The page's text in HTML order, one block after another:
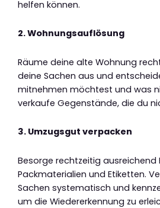
helfen können.
2. Wohnungsauflösung
Räume deine alte Wohnung
deine Sachen aus und
mitnehmen möchtest und was
verkaufe Gegenstände, die du
3. Umzugsgut verpacken
Besorge rechtzeitig ausreichend
Packmaterialien und Etiketten.
Sachen systematisch und
um die Wiedererkennung zu